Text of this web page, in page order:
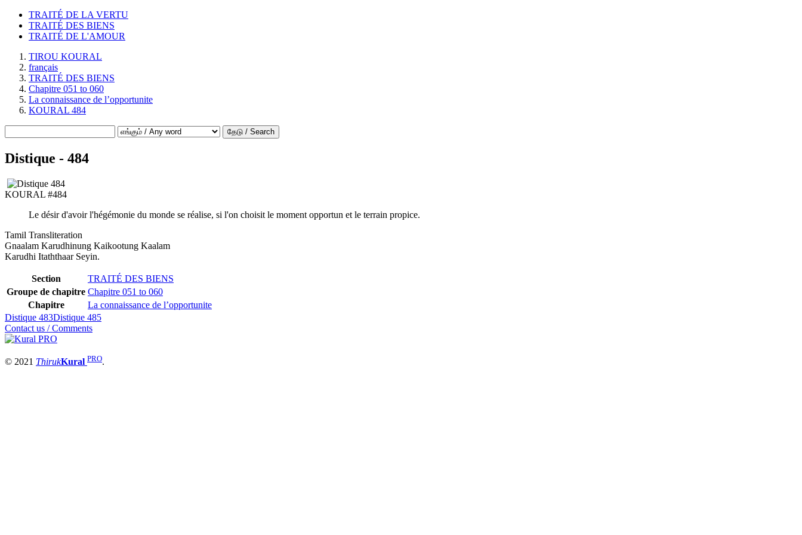
TRAITÉ DE LA VERTU
TRAITÉ DES BIENS
TRAITÉ DE L'AMOUR
TIROU KOURAL
français
TRAITÉ DES BIENS
Chapitre 051 to 060
La connaissance de l’opportunite
KOURAL 484
தேடு / Search
Distique - 484
KOURAL #484
Le désir d'avoir l'hégémonie du monde se réalise, si l'on choisit le moment opportun et le terrain propice.
Tamil Transliteration
Gnaalam Karudhinung Kaikootung Kaalam
Karudhi Itaththaar Seyin.
Section
TRAITÉ DES BIENS
Groupe de chapitre Chapitre 051 to 060
Chapitre
La connaissance de l’opportunite
Distique 483Distique 485
Contact us / Comments
© 2021 ThirukKural PRO.